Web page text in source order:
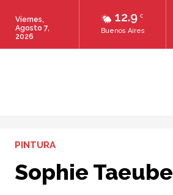
12.9 C
Buenos Aires
Viernes,
Agosto 7,
2026
PINTURA
Sophie